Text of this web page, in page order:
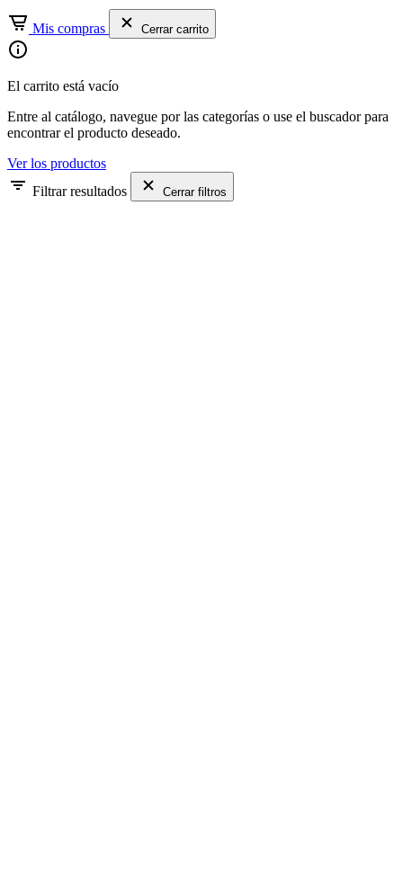
Mis compras Cerrar carrito
El carrito está vacío
Entre al catálogo, navegue por las categorías o use el buscador para
encontrar el producto deseado.
Ver los productos
Filtrar resultados
Cerrar filtros